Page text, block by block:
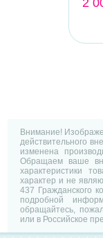
2
Внимание!
действительного
изменена
Обращаем ваше
характеристики
характер и не
437 Гражданского
подробной
обращайтесь,
или в Российское